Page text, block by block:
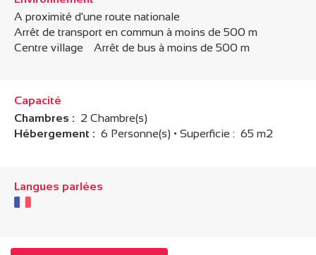
A proximité d'une route nationale
Arrêt de transport en commun à moins de 500 m
Centre village
Arrêt de bus à moins de 500 m
Capacité
Chambres : 2 Chambre(s)
Hébergement : 6 Personne(s) • Superficie : 65 m2
Langues parlées